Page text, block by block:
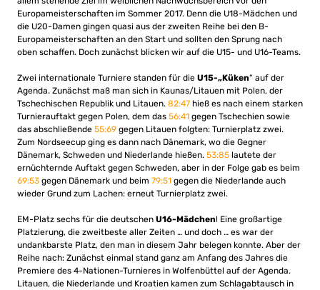
Europameisterschaften im Sommer 2017. Denn die U18-Mädchen und
die U20-Damen gingen quasi aus der zweiten Reihe bei den B-
Europameisterschaften an den Start und sollten den Sprung nach
oben schaffen. Doch zunächst blicken wir auf die U15- und U16-Teams.
Zwei internationale Turniere standen für die U15-„Küken“ auf der
Agenda. Zunächst maß man sich in Kaunas/Litauen mit Polen, der
Tschechischen Republik und Litauen. 82:47 hieß es nach einem starken
Turnierauftakt gegen Polen, dem das 56:41 gegen Tschechien sowie
das abschließende 55:69 gegen Litauen folgten: Turnierplatz zwei.
Zum Nordseecup ging es dann nach Dänemark, wo die Gegner
Dänemark, Schweden und Niederlande hießen. 53:85 lautete der
ernüchternde Auftakt gegen Schweden, aber in der Folge gab es beim
69:53 gegen Dänemark und beim 79:51 gegen die Niederlande auch
wieder Grund zum Lachen: erneut Turnierplatz zwei.
EM-Platz sechs für die deutschen U16-Mädchen! Eine großartige
Platzierung, die zweitbeste aller Zeiten … und doch … es war der
undankbarste Platz, den man in diesem Jahr belegen konnte. Aber der
Reihe nach: Zunächst einmal stand ganz am Anfang des Jahres die
Premiere des 4-Nationen-Turnieres in Wolfenbüttel auf der Agenda.
Litauen, die Niederlande und Kroatien kamen zum Schlagabtausch in